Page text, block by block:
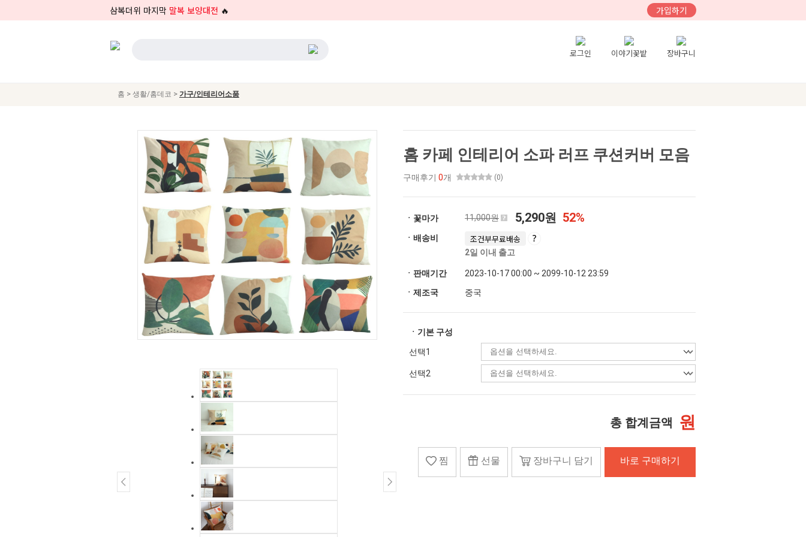
삼복더위 마지막 말복 보양대전 🔥 가입하기
로그인 이야기꽃밭 장바구니
홈 > 생활/홈데코 > 가구/인테리어소품
홈 카페 인테리어 소파 러프 쿠션커버 모음
구매후기 0개 (0)
ㆍ꽃마가 11,000원 5,290원 52%
ㆍ배송비 조건부무료배송
2일 이내 출고
ㆍ판매기간
2023-10-17 00:00 ~ 2099-10-12 23:59
ㆍ제조국
중국
ㆍ기본 구성
선택1
선택2
총 합계금액 원
찜 선물 장바구니 담기 바로 구매하기